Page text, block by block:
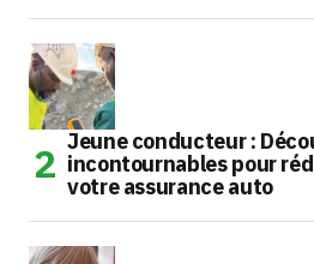
Jeune conducteur :
incontournables pour
votre assurance auto